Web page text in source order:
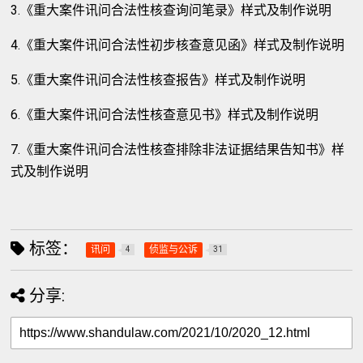
3.《重大案件讯问合法性核查询问笔录》样式及制作说明
4.《重大案件讯问合法性初步核查意见函》样式及制作说明
5.《重大案件讯问合法性核查报告》样式及制作说明
6.《重大案件讯问合法性核查意见书》样式及制作说明
7.《重大案件讯问合法性核查排除非法证据结果告知书》样
式及制作说明
标签： 讯问 4 侦监与公诉 31
分享: